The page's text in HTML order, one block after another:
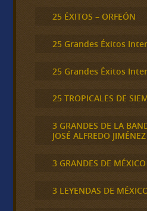
25 ÉXITOS – ORFEÓN
25 Grandes Éxitos
25 Grandes Éxitos
25 TROPICALES DE
3 GRANDES DE LA
JOSÉ ALFREDO JIMÉNEZ
3 GRANDES DE MÉXICO
3 LEYENDAS DE